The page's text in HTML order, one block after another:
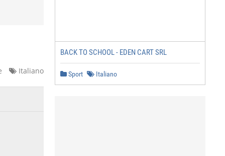
Italiano
BACK TO SCHOOL - EDEN CART SRL
Sport Italiano